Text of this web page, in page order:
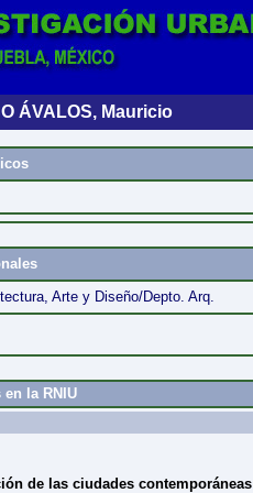
ÁVALOS, Mauricio
Arte y Diseño/Depto. Arq.
la RNIU
de las ciudades contemporáneas